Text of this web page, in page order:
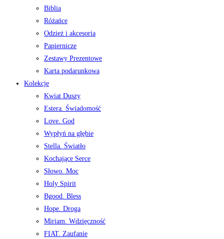
Biblia
Różańce
Odzież i akcesoria
Papiernicze
Zestawy Prezentowe
Karta podarunkowa
Kolekcje
Kwiat Duszy
Estera. Świadomość
Love. God
Wypłyń na głębie
Stella. Światło
Kochające Serce
Słowo. Moc
Holy Spirit
Bgood. Bless
Hope. Droga
Miriam. Wdzięczność
FIAT. Zaufanie